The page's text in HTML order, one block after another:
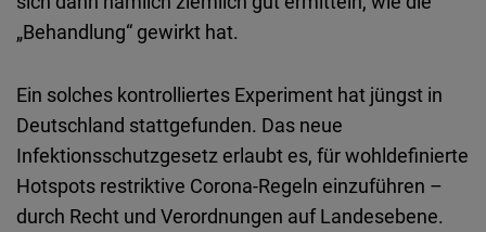
„Behandlung“ gewirkt hat.
Ein solches kontrolliertes Experiment hat jüngst in
Deutschland stattgefunden. Das neue
Infektionsschutzgesetz erlaubt es, für wohldefinierte
Hotspots restriktive Corona-Regeln einzuführen –
durch Recht und Verordnungen auf Landesebene.
Typeform